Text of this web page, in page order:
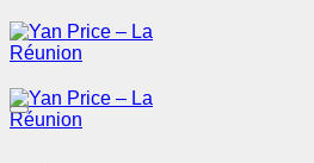
Passer
au
contenu